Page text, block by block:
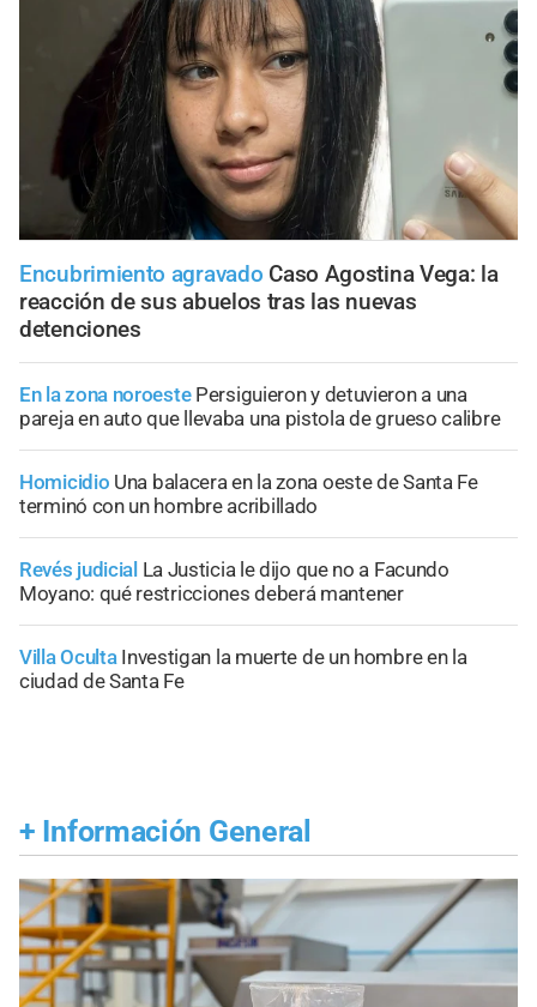
Encubrimiento agravado Caso Agostina Vega: la
reacción de sus abuelos tras las nuevas
detenciones
En la zona noroeste Persiguieron y detuvieron a una
pareja en auto que llevaba una pistola de grueso calibre
Homicidio Una balacera en la zona oeste de Santa Fe
terminó con un hombre acribillado
Revés judicial La Justicia le dijo que no a Facundo
Moyano: qué restricciones deberá mantener
Villa Oculta Investigan la muerte de un hombre en la
ciudad de Santa Fe
+ Información General